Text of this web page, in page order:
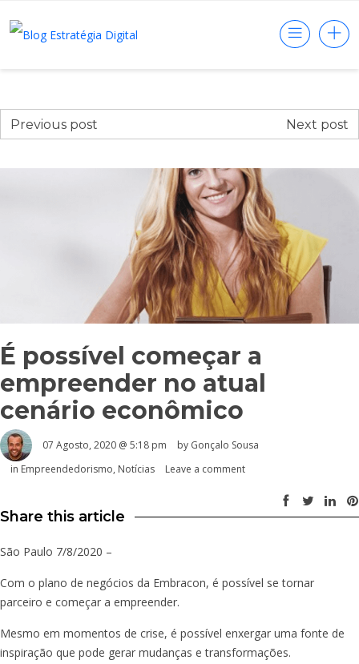
Previous post Next post
É possível começar a
empreender no atual
cenário econômico
07 Agosto, 2020 @ 5:18 pm by Gonçalo Sousa
in Empreendedorismo, Notícias Leave a comment
Share this article
São Paulo 7/8/2020 –
Com o plano de negócios da Embracon, é possível se tornar
parceiro e começar a empreender.
Mesmo em momentos de crise, é possível enxergar uma fonte de
inspiração que pode gerar mudanças e transformações.